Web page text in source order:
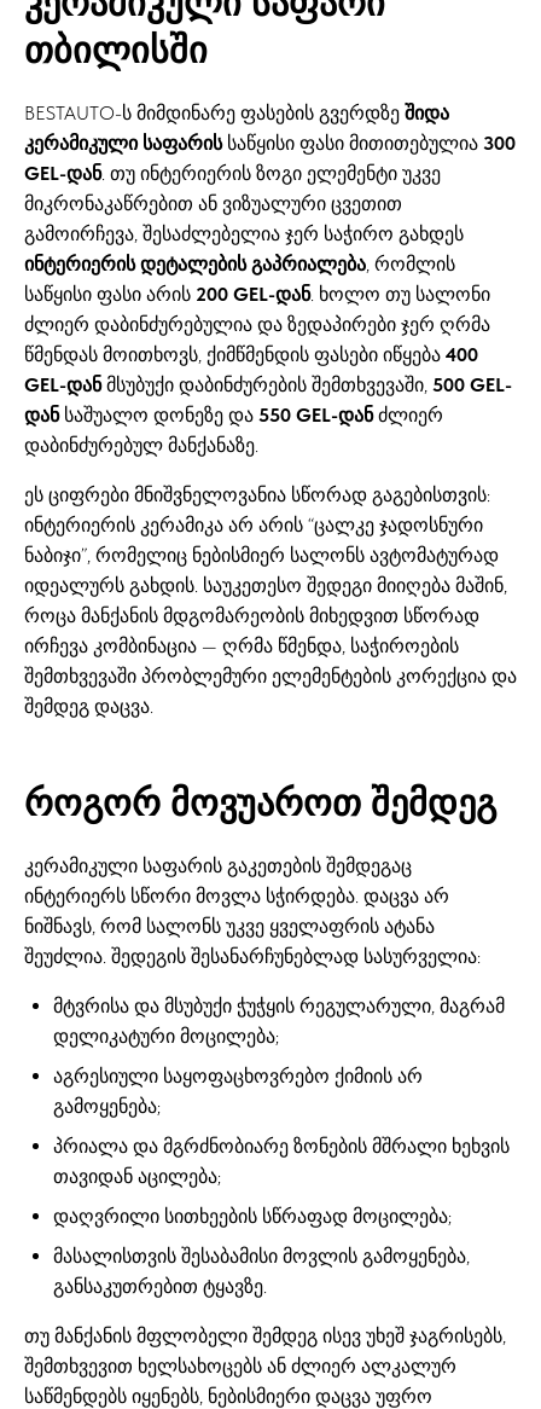
თბილისში
BESTAUTO-ს მიმდინარე ფასების გვერდზე შიდა
კერამიკული საფარისსაწყისი ფასი მითითებულია 300
GEL-დან. თუ ინტერიერის ზოგი ელემენტი უკვე
მიკრონაკაწრებით ან ვიზუალური ცვეთით
გამოირჩევა, შესაძლებელია ჯერ საჭირო გახდეს
ინტერიერის დეტალების გაპრიალება, რომლის
საწყისი ფასი არის 200 GEL-დან. ხოლო თუ სალონი
ძლიერ დაბინძურებულია და ზედაპირები ჯერ ღრმა
წმენდას მოითხოვს, ქიმწმენდის ფასები იწყება 400
GEL-დანმსუბუქი დაბინძურების შემთხვევაში, 500 GEL-
დანსაშუალო დონეზე და 550 GEL-დანძლიერ
დაბინძურებულ მანქანაზე.
ეს ციფრები მნიშვნელოვანია სწორად გაგებისთვის:
ინტერიერის კერამიკა არ არის “ცალკე ჯადოსნური
ნაბიჯი”, რომელიც ნებისმიერ სალონს ავტომატურად
იდეალურს გახდის. საუკეთესო შედეგი მიიღება მაშინ,
როცა მანქანის მდგომარეობის მიხედვით სწორად
ირჩევა კომბინაცია — ღრმა წმენდა, საჭიროების
შემთხვევაში პრობლემური ელემენტების კორექცია და
შემდეგ დაცვა.
როგორ მოვუაროთ შემდეგ
კერამიკული საფარის გაკეთების შემდეგაც
ინტერიერს სწორი მოვლა სჭირდება. დაცვა არ
ნიშნავს, რომ სალონს უკვე ყველაფრის ატანა
შეუძლია. შედეგის შესანარჩუნებლად სასურველია:
მტვრისა და მსუბუქი ჭუჭყის რეგულარული, მაგრამ
დელიკატური მოცილება;
აგრესიული საყოფაცხოვრებო ქიმიის არ
გამოყენება;
პრიალა და მგრძნობიარე ზონების მშრალი ხეხვის
თავიდან აცილება;
დაღვრილი სითხეების სწრაფად მოცილება;
მასალისთვის შესაბამისი მოვლის გამოყენება,
განსაკუთრებით ტყავზე.
თუ მანქანის მფლობელი შემდეგ ისევ უხეშ ჯაგრისებს,
შემთხვევით ხელსახოცებს ან ძლიერ ალკალურ
საწმენდებს იყენებს, ნებისმიერი დაცვა უფრო